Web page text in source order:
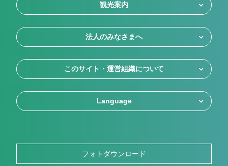
観光案内
法人のみなさまへ
このサイト・運営組織について
Language
フォトダウンロード